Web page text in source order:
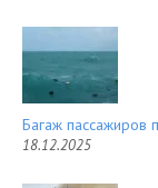
Багаж пассажиров
18.12.2025